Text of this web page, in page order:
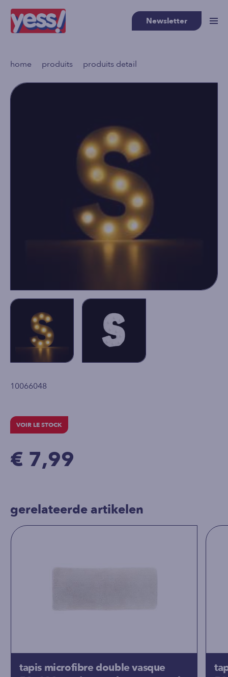
Newsletter
home produits produits detail
10066048
VOIR LE STOCK
€ 7,99
gerelateerde artikelen
tapis microfibre double vasque